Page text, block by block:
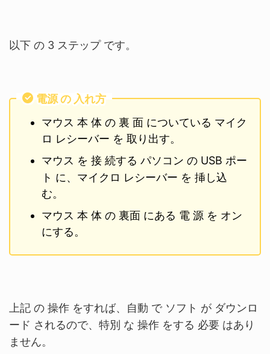
以下 の 3 ステップ です。
電源 の 入れ方
マウス 本 体 の 裏 面 についている マイク
ロ レシーバー を 取り出す。
マウス を 接 続する パソコン の USB ポー
ト に、マイクロ レシーバー を 挿し込
む。
マウス 本 体 の 裏面 にある 電 源 を オン
にする。
上記 の 操作 をすれば、自動 で ソフト が ダウンロ
ード されるので、特別 な 操作 をする 必要 はあり
ません。